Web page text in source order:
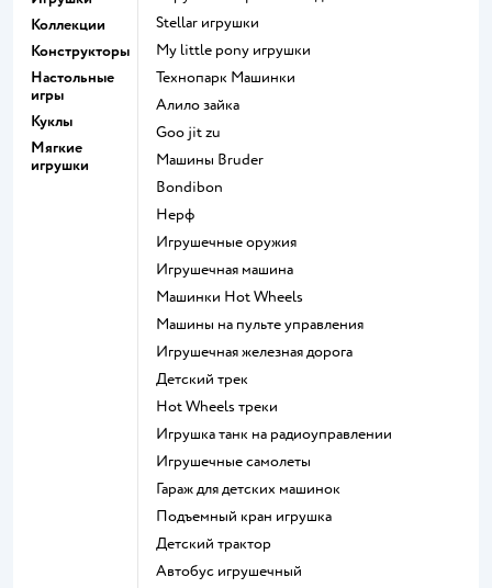
Коллекции
Конструкторы
Настольные
игры
Куклы
Мягкие
игрушки
Stellar игрушки
my little pony игрушки
Технопарк Машинки
Алило зайка
Goo jit zu
Машины Bruder
Bondibon
Нерф
Игрушечные оружия
Игрушечная машина
Машинки Hot Wheels
Машины на пульте управления
Игрушечная железная дорога
Детский трек
Hot Wheels треки
Игрушка танк на радиоуправлении
Игрушечные самолеты
Гараж для детских машинок
Подъемный кран игрушка
Детский трактор
Автобус игрушечный